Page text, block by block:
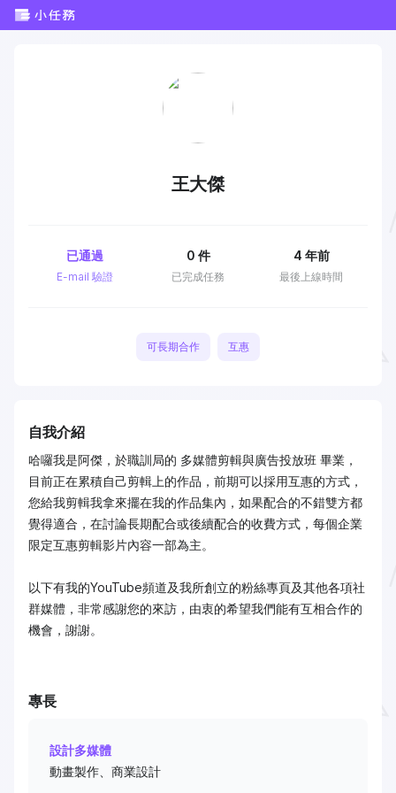
王大傑
E-mail 驗證
已通過
已完成任務
0 件
最後上線時間
4 年前
可長期合作 互惠
自我介紹
哈囉我是阿傑，於職訓局的 多媒體剪輯與廣告投放班 畢業，
目前正在累積自己剪輯上的作品，前期可以採用互惠的方式，
您給我剪輯我拿來擺在我的作品集內，如果配合的不錯雙方都
覺得適合，在討論長期配合或後續配合的收費方式，每個企業
限定互惠剪輯影片內容一部為主。
以下有我的YouTube頻道及我所創立的粉絲專頁及其他各項社
群媒體，非常感謝您的來訪，由衷的希望我們能有互相合作的
機會，謝謝。
專長
設計多媒體
動畫製作、商業設計